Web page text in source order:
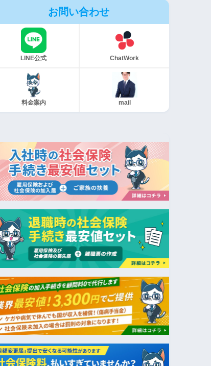
お問い合わせ
LINE公式 ChatWork
料金案内 mail